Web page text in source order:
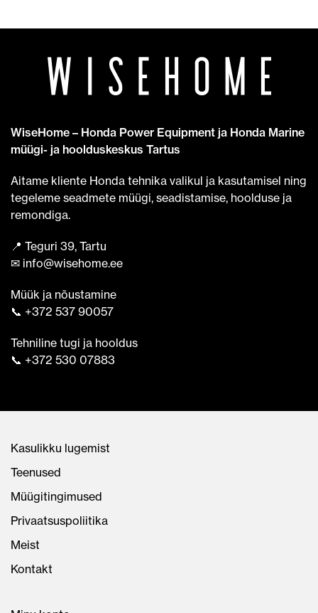
WiseHome – Honda Power Equipment ja Honda Marine
müügi- ja hoolduskeskus Tartus
Aitame kliente Honda tehnika valikul ja kasutamisel ning
tegeleme seadmete müügi, seadistamise, hoolduse ja
remondiga.
📍 Teguri 39, Tartu
✉ info@wisehome.ee
Müük ja nõustamine
📞 +372 537 90057
Tehniline tugi ja hooldus
📞 +372 530 07883
Kasulikku lugemist
Teenused
Müügitingimused
Privaatsuspoliitika
Meist
Kontakt